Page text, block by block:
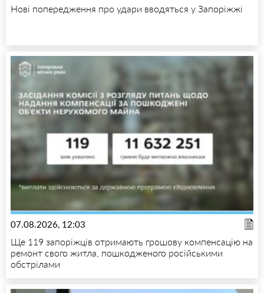
Нові попередження про удари вводяться у Запоріжжі
07.08.2026, 12:03
Ще 119 запоріжців отримають грошову компенсацію на
ремонт свого житла, пошкодженого російськими
обстрілами